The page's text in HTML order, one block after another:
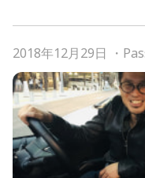
2018年12月29日 ・